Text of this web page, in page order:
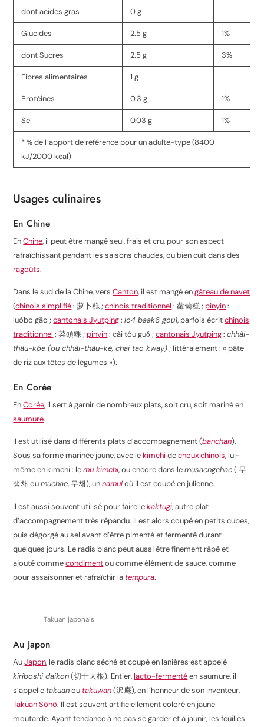
dont acides gras 0 g
Glucides 2.5 g 1%
dont Sucres 2.5 g 3%
Fibres alimentaires 1 g
Protéines 0.3 g 1%
Sel 0.03 g 1%
* % de lʼapport de référence pour un adulte-type (8400
kJ/2000 kcal)
Usages culinaires
En Chine
EnChine, il peut être mangé seul, frais et cru, pour son aspect
rafraîchissant pendant les saisons chaudes, ou bien cuit dans des
ragoûts.
Dans le sud de la Chine, versCanton, il est mangé engâteau de navet
(chinois simplifié:萝卜糕;chinois traditionnel :蘿蔔糕; pinyin:
luóbo gāo ;cantonais Jyutping:lo4 baak6 gou1, parfois écritchinois
traditionnel :菜頭粿; pinyin:cài tóu guǒ ;cantonais Jyutping:chhài-
thâu-kóe (ou chhài-thâu-ké, chai tao kway); littéralement : « pâte
de riz aux têtes de légumes »).
En Corée
EnCorée, il sert à garnir de nombreux plats, soit cru, soit mariné en
saumure.
Il est utilisé dans différents plats d’accompagnement (banchan).
Sous sa forme marinée jaune, avec le kimchidechoux chinois, lui-
même en kimchi : lemu kimchi, ou encore dans lemusaengchae( 무
생채 oumuchae, 무채), unnamuloù il est coupé en julienne.
Il est aussi souvent utilisé pour faire lekaktugi, autre plat
d’accompagnement très répandu. Il est alors coupé en petits cubes,
puis dégorgé au sel avant d’être pimenté et fermenté durant
quelques jours. Le radis blanc peut aussi être finement râpé et
ajouté commecondimentou comme élément de sauce, comme
pour assaisonner et rafraîchir la tempura.
Takuan japonais
Au Japon
AuJapon, le radis blanc séché et coupé en lanières est appelé
kiriboshi daikon(切干大根). Entier, lacto-fermentéen saumure, il
s’appelle takuanou takuwan(沢庵), en l’honneur de son inventeur,
Takuan Sōhō. Il est souvent artificiellement coloré en jaune
moutarde. Ayant tendance à ne pas se garder et à jaunir, les feuilles